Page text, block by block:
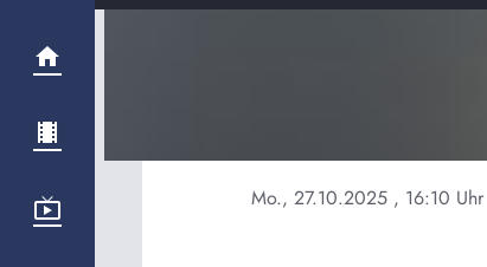
Mo., 27.10.2025 , 16:10 Uhr